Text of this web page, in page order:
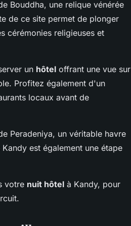
Bouddha, une relique vénérée
de ce site permet de plonger
cérémonies religieuses et
un hôtel offrant une vue sur
Profitez également d'un
locaux avant de
Peradeniya, un véritable havre
est également une étape
votre nuit hôtel à Kandy, pour